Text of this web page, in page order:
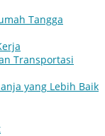
Tangga
Transportasi
yang Lebih Baik